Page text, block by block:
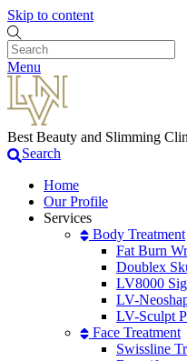
Skip to content
Menu
Best Beauty and Slimming
Search
Home
Our Profile
Services
Body Treatment
Fat Burn
Doublex
LV8000
LV-
LV-Sculpt
Face Treatment
Swissline